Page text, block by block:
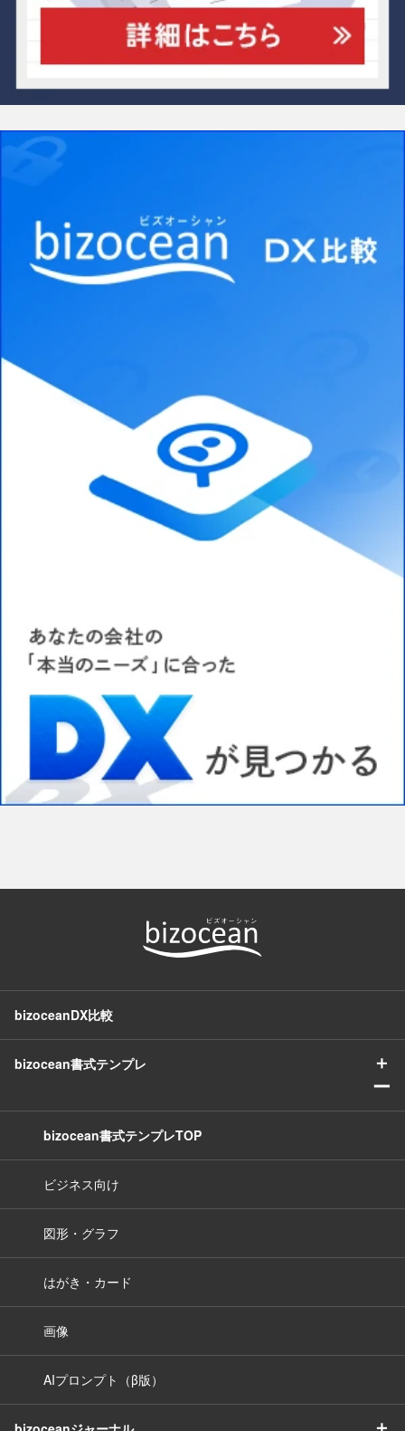
bizoceanDX比較
bizocean書式テンプレ
＋
ー
bizocean書式テンプレTOP
ビジネス向け
図形・グラフ
はがき・カード
画像
AIプロンプト（β版）